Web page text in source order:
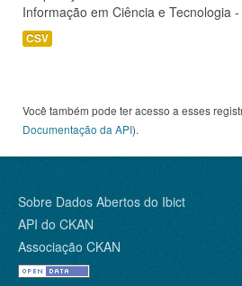
Informação em Ciência e Tecnologia
CSV
Você também pode ter acesso a esses
Documentação da API).
Sobre Dados Abertos do Ibict
API do CKAN
Associação CKAN